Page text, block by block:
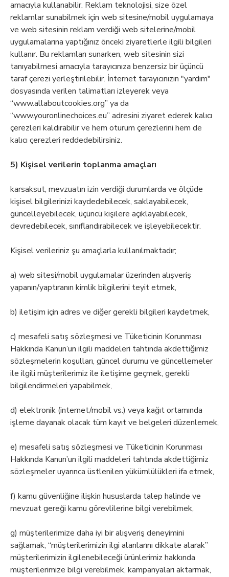
amacıyla kullanabilir. Reklam teknolojisi, size özel
reklamlar sunabilmek için web sitesine/mobil uygulamaya
ve web sitesinin reklam verdiği web sitelerine/mobil
uygulamalarına yaptığınız önceki ziyaretlerle ilgili bilgileri
kullanır. Bu reklamları sunarken, web sitesinin sizi
tanıyabilmesi amacıyla tarayıcınıza benzersiz bir üçüncü
taraf çerezi yerleştirilebilir. İnternet tarayıcınızın "yardım"
dosyasında verilen talimatları izleyerek veya
“www.allaboutcookies.org” ya da
“www.youronlinechoices.eu” adresini ziyaret ederek kalıcı
çerezleri kaldırabilir ve hem oturum çerezlerini hem de
kalıcı çerezleri reddedebilirsiniz.
5) Kişisel verilerin toplanma amaçları
karsaksut, mevzuatın izin verdiği durumlarda ve ölçüde
kişisel bilgilerinizi kaydedebilecek, saklayabilecek,
güncelleyebilecek, üçüncü kişilere açıklayabilecek,
devredebilecek, sınıflandırabilecek ve işleyebilecektir.
Kişisel verileriniz şu amaçlarla kullanılmaktadır;
a) web sitesi/mobil uygulamalar üzerinden alışveriş
yapanın/yaptıranın kimlik bilgilerini teyit etmek,
b) iletişim için adres ve diğer gerekli bilgileri kaydetmek,
c) mesafeli satış sözleşmesi ve Tüketicinin Korunması
Hakkında Kanun’un ilgili maddeleri tahtında akdettiğimiz
sözleşmelerin koşulları, güncel durumu ve güncellemeler
ile ilgili müşterilerimiz ile iletişime geçmek, gerekli
bilgilendirmeleri yapabilmek,
d) elektronik (internet/mobil vs.) veya kağıt ortamında
işleme dayanak olacak tüm kayıt ve belgeleri düzenlemek,
e) mesafeli satış sözleşmesi ve Tüketicinin Korunması
Hakkında Kanun’un ilgili maddeleri tahtında akdettiğimiz
sözleşmeler uyarınca üstlenilen yükümlülükleri ifa etmek,
f) kamu güvenliğine ilişkin hususlarda talep halinde ve
mevzuat gereği kamu görevlilerine bilgi verebilmek,
g) müşterilerimize daha iyi bir alışveriş deneyimini
sağlamak, “müşterilerimizin ilgi alanlarını dikkate alarak”
müşterilerimizin ilgilenebileceği ürünlerimiz hakkında
müşterilerimize bilgi verebilmek, kampanyaları aktarmak,